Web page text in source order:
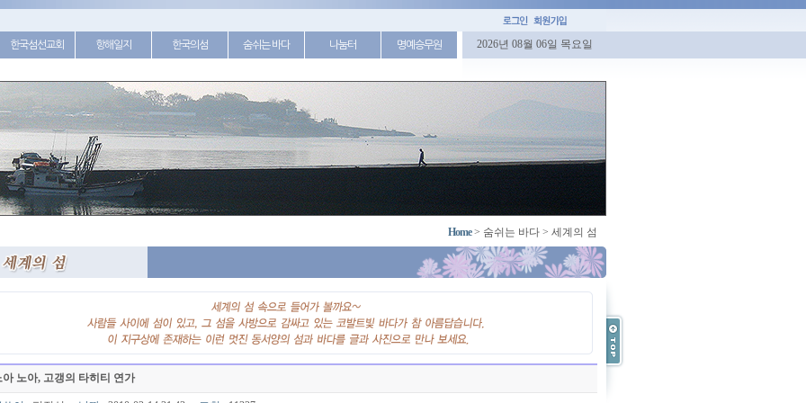
한국섬선교회 항해일지 한국의섬 숨쉬는 바다 나눔터 명예승무원 2026년 08월 06일 목요일
Home> 숨쉬는 바다 > 세계의 섬
아 노아, 고갱의 타히티 연가